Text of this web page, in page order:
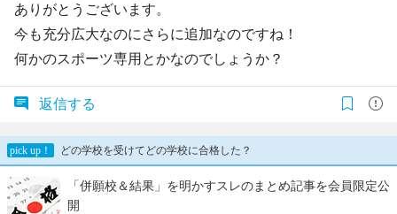
ありがとうございます。
今も充分広大なのにさらに追加なのですね！
何かのスポーツ専用とかなのでしょうか？
返信する